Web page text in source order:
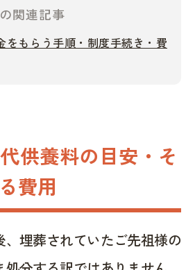
関連記事
をもらう手順・制度手続き・費
供養料の目安・そ
費用
埋葬されていたご先祖様の